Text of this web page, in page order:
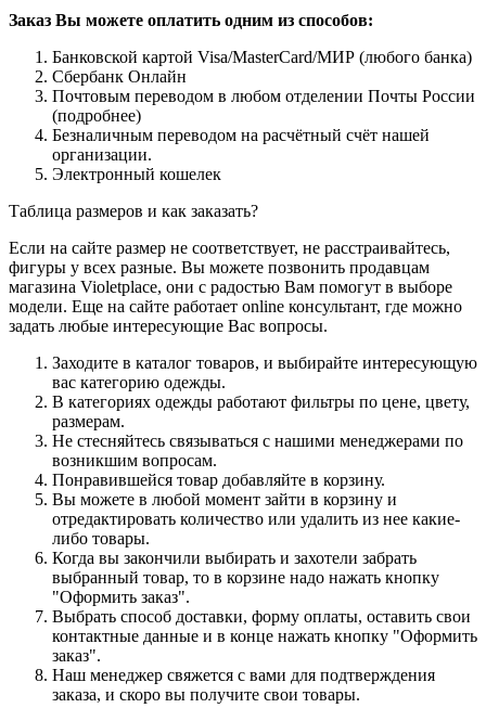
Заказ Вы можете оплатить одним из способов:
Банковской картой Visa/MasterCard/МИР (любого банка)
Сбербанк Онлайн
Почтовым переводом в любом отделении Почты России
(подробнее)
Безналичным переводом на расчётный счёт нашей
организации.
Электронный кошелек
Таблица размеров и как заказать?
Если на сайте размер не соответствует, не расстраивайтесь,
фигуры у всех разные. Вы можете позвонить продавцам
магазина Violetplace, они с радостью Вам помогут в выборе
модели. Еще на сайте работает online консультант, где можно
задать любые интересующие Вас вопросы.
Заходите в каталог товаров, и выбирайте интересующую
вас категорию одежды.
В категориях одежды работают фильтры по цене, цвету,
размерам.
Не стесняйтесь связываться с нашими менеджерами по
возникшим вопросам.
Понравившейся товар добавляйте в корзину.
Вы можете в любой момент зайти в корзину и
отредактировать количество или удалить из нее какие-
либо товары.
Когда вы закончили выбирать и захотели забрать
выбранный товар, то в корзине надо нажать кнопку
"Оформить заказ".
Выбрать способ доставки, форму оплаты, оставить свои
контактные данные и в конце нажать кнопку "Оформить
заказ".
Наш менеджер свяжется с вами для подтверждения
заказа, и скоро вы получите свои товары.